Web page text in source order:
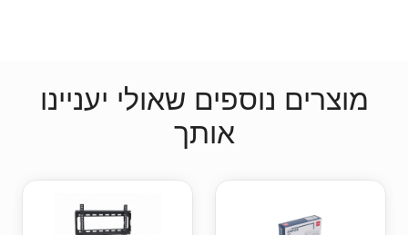
מוצרים נוספים שאולי יעניינו
אותך